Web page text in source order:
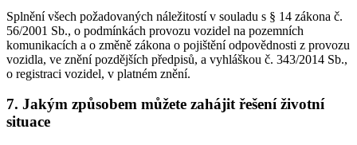
Splnění všech požadovaných náležitostí v souladu s § 14 zákona č.
56/2001 Sb., o podmínkách provozu vozidel na pozemních
komunikacích a o změně zákona o pojištění odpovědnosti z provozu
vozidla, ve znění pozdějších předpisů, a vyhláškou č. 343/2014 Sb.,
o registraci vozidel, v platném znění.
7. Jakým způsobem můžete zahájit řešení životní
situace